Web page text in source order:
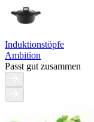
Induktionstöpfe
Ambition
Passt gut zusammen